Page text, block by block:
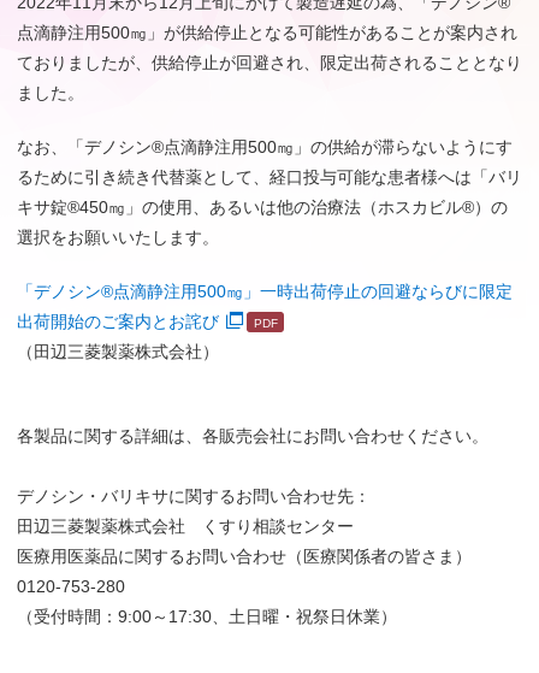
点滴静注用500㎎」が供給停止となる可能性があることが案内され
ておりましたが、供給停止が回避され、限定出荷されることとなり
ました。
なお、「デノシン®点滴静注用500㎎」の供給が滞らないようにす
るために引き続き代替薬として、経口投与可能な患者様へは「バリ
キサ錠®450㎎」の使用、あるいは他の治療法（ホスカビル®）の
選択をお願いいたします。
「デノシン®点滴静注用500㎎」一時出荷停止の回避ならびに限定
出荷開始のご案内とお詫び
（田辺三菱製薬株式会社）
各製品に関する詳細は、各販売会社にお問い合わせください。
デノシン・バリキサに関するお問い合わせ先：
田辺三菱製薬株式会社 くすり相談センター
医療用医薬品に関するお問い合わせ（医療関係者の皆さま）
0120-753-280
（受付時間：9:00～17:30、土日曜・祝祭日休業）